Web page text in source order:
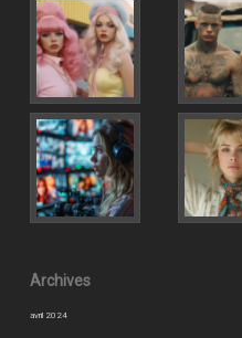
Archives
avril 2024